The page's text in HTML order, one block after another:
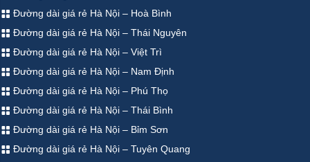
Đường dài giá rẻ Hà Nội – Hoà Bình
Đường dài giá rẻ Hà Nội – Thái Nguyên
Đường dài giá rẻ Hà Nội – Việt Trì
Đường dài giá rẻ Hà Nội – Nam Định
Đường dài giá rẻ Hà Nội – Phú Thọ
Đường dài giá rẻ Hà Nội – Thái Bình
Đường dài giá rẻ Hà Nội – Bỉm Sơn
Đường dài giá rẻ Hà Nội – Tuyên Quang